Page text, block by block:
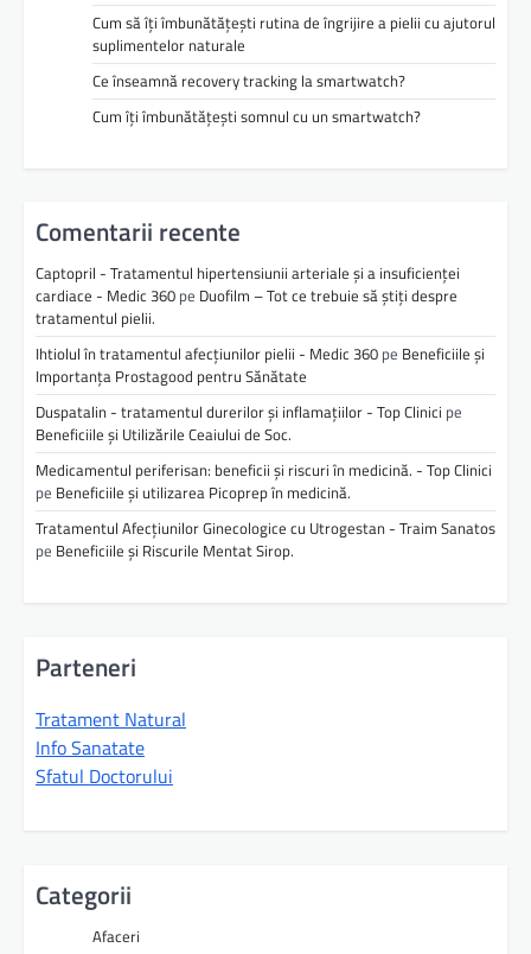
Cum să îți îmbunătățești rutina de îngrijire a pielii cu ajutorul
suplimentelor naturale
Ce înseamnă recovery tracking la smartwatch?
Cum îți îmbunătățești somnul cu un smartwatch?
Comentarii recente
Captopril - Tratamentul hipertensiunii arteriale și a insuficienței
cardiace - Medic 360 pe Duofilm – Tot ce trebuie să știți despre
tratamentul pielii.
Ihtiolul în tratamentul afecțiunilor pielii - Medic 360 pe Beneficiile și
Importanța Prostagood pentru Sănătate
Duspatalin - tratamentul durerilor și inflamațiilor - Top Clinici pe
Beneficiile și Utilizările Ceaiului de Soc.
Medicamentul periferisan: beneficii și riscuri în medicină. - Top Clinici
pe Beneficiile și utilizarea Picoprep în medicină.
Tratamentul Afecțiunilor Ginecologice cu Utrogestan - Traim Sanatos
pe Beneficiile și Riscurile Mentat Sirop.
Parteneri
Tratament Natural
Info Sanatate
Sfatul Doctorului
Categorii
Afaceri